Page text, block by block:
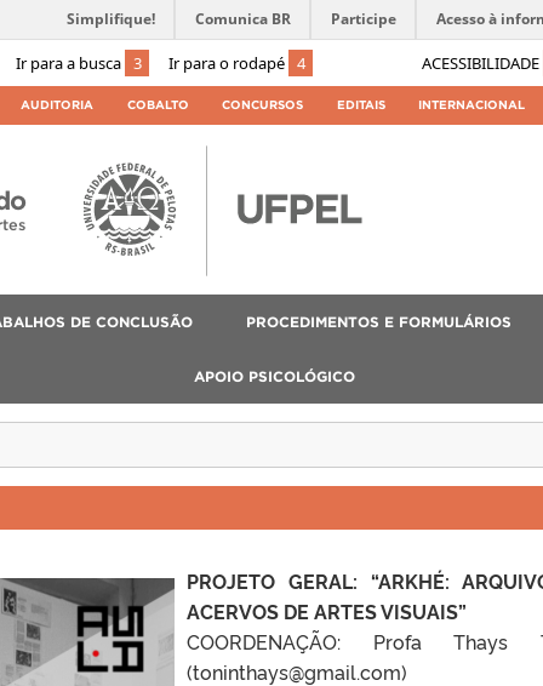
Ir para a busca 3 Ir para o rodapé 4 ACESSIBILIDADE
Simplifique! Comunica BR Participe Acesso à
AUDITORIA COBALTO CONCURSOS EDITAIS INTERNACIONAL
DE CONCLUSÃO PROCEDIMENTOS E FORMULÁRIOS
APOIO PSICOLÓGICO
PROJETO GERAL: “ARKHÉ:
ACERVOS DE ARTES VISUAIS”
COORDENAÇÃO: Profa Thays
(toninthays@gmail.com)